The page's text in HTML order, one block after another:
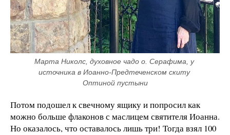
Марта Николс, духовное чадо о. Серафима, у
источника в Иоанно-Предтеченском скиту
Оптиной пустыни
Потом подошел к свечному ящику и попросил как
можно больше флаконов с маслицем святителя Иоанна.
Но оказалось, что оставалось лишь три! Тогда взял 100